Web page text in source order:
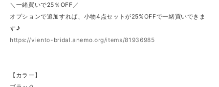
＼一緒買いで25％OFF／
オプションで追加すれば、小物4点セットが25%OFFで一緒買いできま
す♪
https://viento-bridal.anemo.org/items/81936985
【カラー】